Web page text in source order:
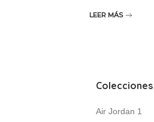
LEER MÁS
Colecciones
Air Jordan 1